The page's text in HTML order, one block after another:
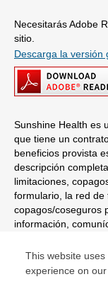
This website
experience on our
Necesitarás Adobe
sitio.
Descarga la versión
Sunshine Health es
que tiene un
beneficios provista
descripción
limitaciones,
formulario, la red de
copagos/coseguros
información,
© Copyright 2026